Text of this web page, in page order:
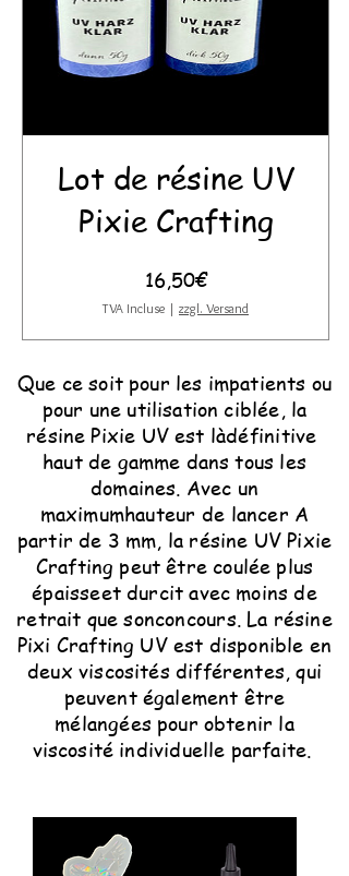
Lot de résine UV
Pixie Crafting
16,50€Prix
TVA Incluse | zzgl. Versand
Que ce soit pour les impatients ou
pour une utilisation ciblée, la
résine Pixie UV est làdéfinitive
haut de gamme dans tous les
domaines. Avec un
maximumhauteur de lancer A
partir de 3 mm, la résine UV Pixie
Crafting peut être coulée plus
épaisseet durcit avec moins de
retrait que sonconcours. La résine
Pixi Crafting UV est disponible en
deux viscosités différentes, qui
peuvent également être
mélangées pour obtenir la
viscosité individuelle parfaite.